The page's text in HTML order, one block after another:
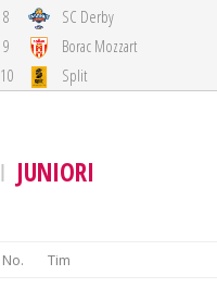
8
SC Derby
9
Borac Mozzart
10
Split
JUNIORI
No. Tim